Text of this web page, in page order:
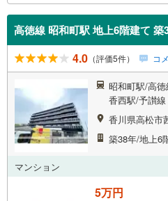
高徳線 昭和町駅 地上6階建て 築
4.0 （評価5件） コ
昭和町駅/高
香西駅/予讃
香川県高松市
築38年/地上6
マンション
5万円